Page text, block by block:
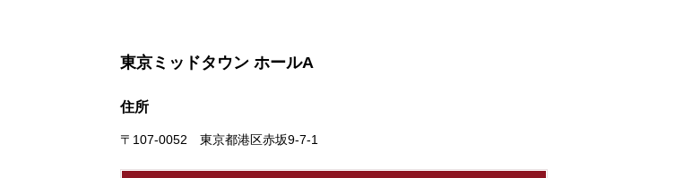
東京ミッドタウン ホールA
住所
〒107-0052 東京都港区赤坂9-7-1